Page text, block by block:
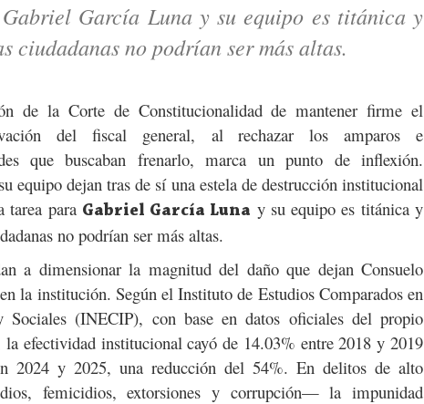
García Luna y su equipo es titánica y
ciudadanas no podrían ser más altas.
de la Corte de Constitucionalidad de mantener firme el
del fiscal general, al rechazar los amparos e
que buscaban frenarlo, marca un punto de inflexión.
equipo dejan tras de sí una estela de destrucción institucional
tarea para Gabriel García Luna y su equipo es titánica y
no podrían ser más altas.
a dimensionar la magnitud del daño que dejan Consuelo
la institución. Según el Instituto de Estudios Comparados en
Sociales (INECIP), con base en datos oficiales del propio
efectividad institucional cayó de 14.03% entre 2018 y 2019
2024 y 2025, una reducción del 54%. En delitos de alto
femicidios, extorsiones y corrupción— la impunidad